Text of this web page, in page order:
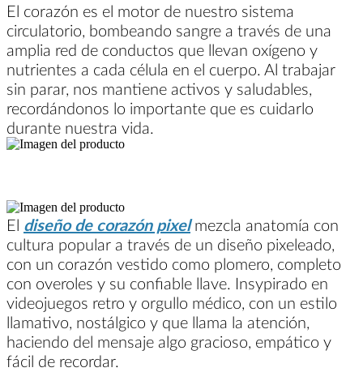
El corazón es el motor de nuestro sistema
circulatorio, bombeando sangre a través de una
amplia red de conductos que llevan oxígeno y
nutrientes a cada célula en el cuerpo. Al trabajar
sin parar, nos mantiene activos y saludables,
recordándonos lo importante que es cuidarlo
durante nuestra vida.
El diseño de corazón pixelmezcla anatomía con
cultura popular a través de un diseño pixeleado,
con un corazón vestido como plomero, completo
con overoles y su confiable llave. Insypirado en
videojuegos retro y orgullo médico, con un estilo
llamativo, nostálgico y que llama la atención,
haciendo del mensaje algo gracioso, empático y
fácil de recordar.